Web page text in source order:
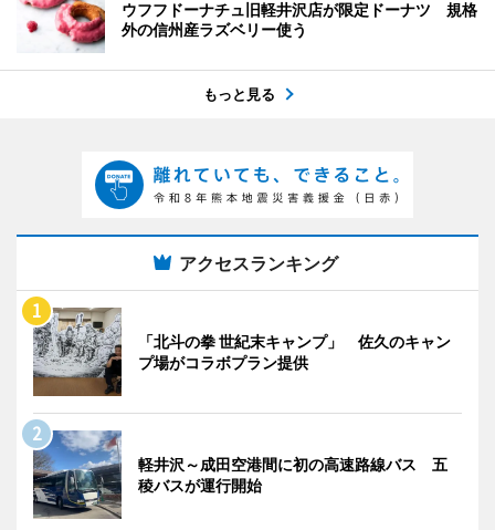
ウフフドーナチュ旧軽井沢店が限定ドーナツ 規格
外の信州産ラズベリー使う
もっと見る
アクセスランキング
「北斗の拳 世紀末キャンプ」 佐久のキャン
プ場がコラボプラン提供
軽井沢～成田空港間に初の高速路線バス 五
稜バスが運行開始